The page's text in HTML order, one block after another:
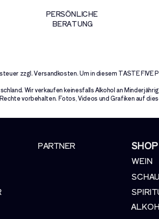
PERSÖNLICHE
BERATUNG
zzgl. Versandkosten. Um in diesem TASTE FIVE
Wir verkaufen keinesfalls Alkohol an
vorbehalten. Fotos, Videos und Grafiken auf
SHOP
PARTNER
WEIN